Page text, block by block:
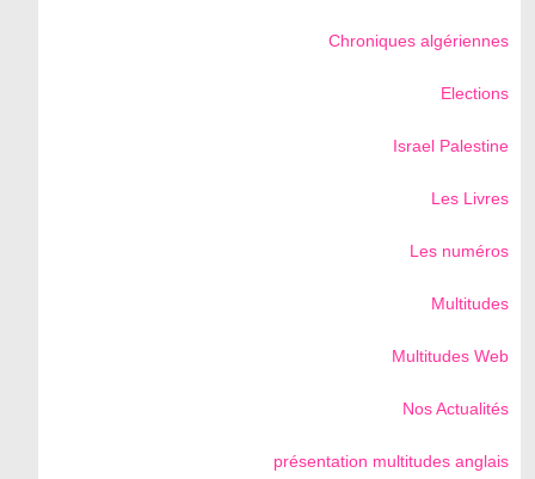
Chroniques algériennes
Elections
Israel Palestine
Les Livres
Les numéros
Multitudes
Multitudes Web
Nos Actualités
présentation multitudes anglais